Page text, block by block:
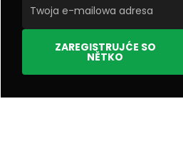
ZAREGISTRUJĆE SO
NĚTKO